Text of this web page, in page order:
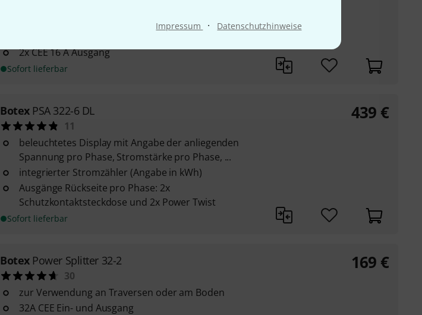
Impressum · Datenschutzhinweise
2x CEE 16 A Ausgang
Sofort lieferbar
Botex PSA 322-6 DL
11
beleuchtetes Display mit Angabe der anliegenden
Spannung pro Phase, Stromstärke pro Phase, ...
integrierter Stromzähler (Angabe in kWh)
Ausgänge Rückseite pro Phase: 2x
Schutzkontaktsteckdose und 2x Power Twist
Sofort lieferbar
439 €
Botex Power Splitter 32-2
30
zur Verwendung an Traversen oder am Boden
32A CEE Ein- und Ausgang
169 €